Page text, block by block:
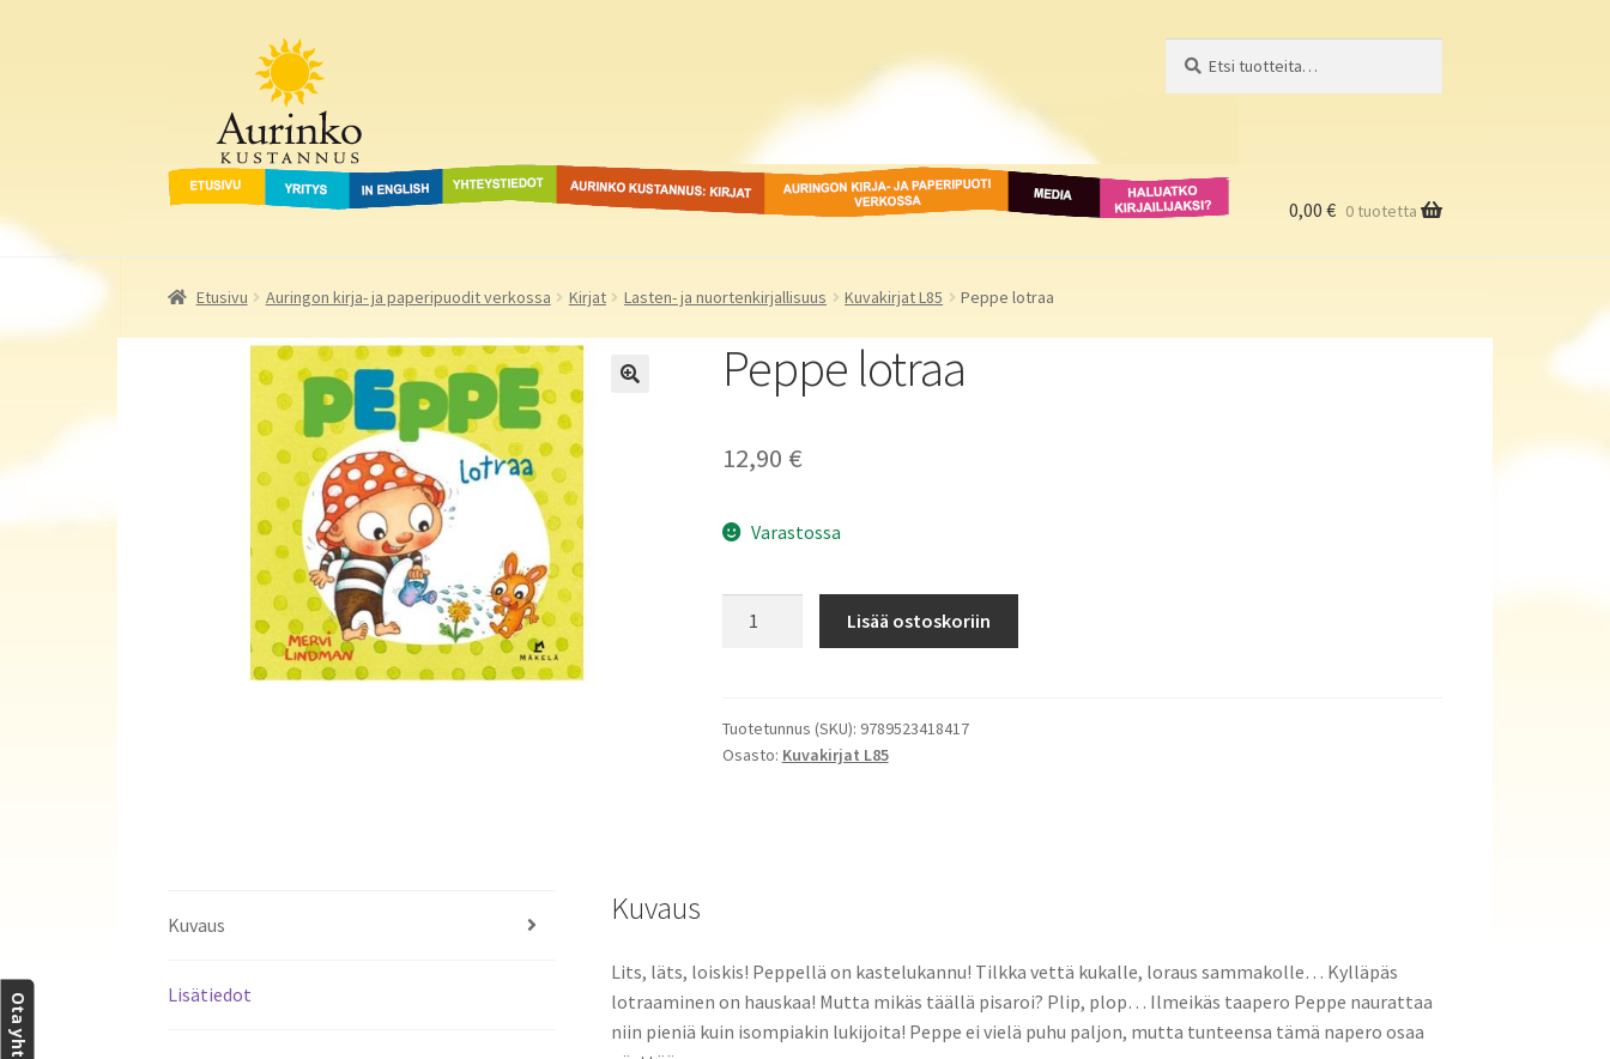
navigointiin
Aurinko Kustannus
Etusivu Yritys In English Yhteystiedot Aurinko Kustannus: kirjat Auringon kirja- ja
paperipuodit verkossa
Media
Haluatko
kirjailijaksi?
0,00 € 0 tuotetta
Etusivu Auringon kirja- ja paperipuodit verkossa Kirjat Lasten- ja nuortenkirjallisuus Kuvakirjat L85 Peppe lotraa
Peppe lotraa
12,90 €
Varastossa
Lisää ostoskoriin
Tuotetunnus (SKU): 9789523418417
Osasto: Kuvakirjat L85
Kuvaus
Lisätiedot
Kuvaus
Lits, läts, loiskis! Peppellä on kastelukannu! Tilkka vettä kukalle, loraus sammakolle… Kylläpäs
lotraaminen on hauskaa! Mutta mikäs täällä pisaroi? Plip, plop… Ilmeikäs taapero Peppe naurattaa
niin pieniä kuin isompiakin lukijoita! Peppe ei vielä puhu paljon, mutta tunteensa tämä napero osaa